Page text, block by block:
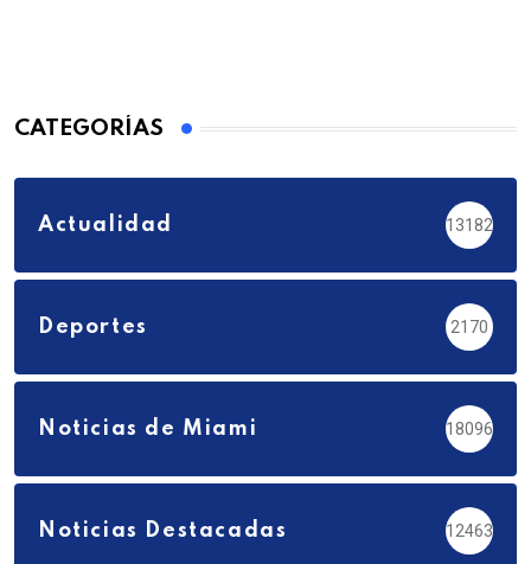
CATEGORÍAS
Actualidad 13182
Deportes 2170
Noticias de Miami 18096
Noticias Destacadas 12463